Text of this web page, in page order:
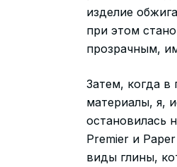
изделие
при этом
прозрачным,
Затем, когда в
материалы, я,
остановилась
Premier и
виды глины,